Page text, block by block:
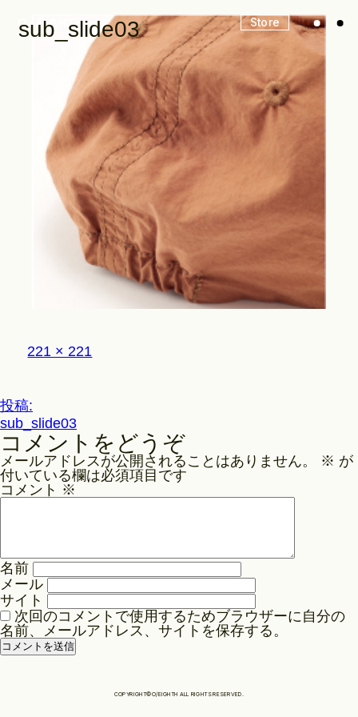
Store
Look
Construction
Product Lineup
News
Store
sub_slide03
フ
ル
ズ
221 × 221
投
稿
ナ
ビ
ゲ
ョ
ン
投稿:
sub_slide03
コメントをどうぞ
メールアドレスが公開されることはありません。 ※ が
付いている欄は必須項目です
コメント ※
名前
メール
サイト
次回のコメントで使用するためブラウザーに自分の
名前、メールアドレス、サイトを保存する。
COPYRIGHT©O/EIGHTH ALL RIGHTS RESERVED.